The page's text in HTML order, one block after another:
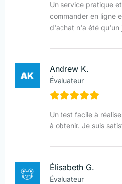
Un service pratique
commander en ligne
d'achat n'a été qu'un
Andrew K.
Évaluateur
Un test facile à
à obtenir. Je suis
Élisabeth G.
Évaluateur